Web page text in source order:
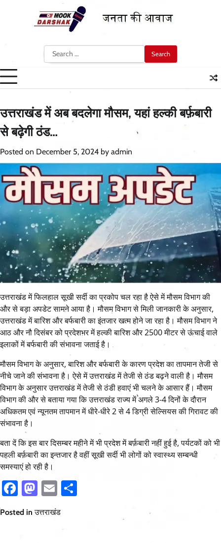
Search
for:
उत्तराखंड में अब बदलेगा मौसम, यहां हल्की बर्फ़बारी
से बढ़ेगी ठंड…
Posted on December 5, 2024 by admin
उत्तराखंड में फिलहाल सूखी सर्दी का प्रकोप चल रहा है ऐसे में मौसम विभाग की
और से बड़ा अपडेट सामने आया है। मौसम विभाग से मिली जानकारी के अनुसार,
उत्तराखंड में बारिश और बर्फबारी का इंतजार खत्म होने जा रहा है। मौसम विभाग ने
आठ और नौ दिसंबर को प्रदेशभर में हल्की बारिश और 2500 मीटर से ऊंचाई वाले
इलाकों में बर्फबारी की संभावना जताई है।
मौसम विभाग के अनुसार, बारिश और बर्फबारी के कारण प्रदेश का तापमान तेजी से
नीचे जाने की संभावना है। ऐसे में उत्तराखंड में तेजी से ठंड बढ़ने वाली है। मौसम
विभाग के अनुसार उत्तराखंड में तेजी से ठंडी हवाएं भी चलने के आसार हैं। मौसम
विभाग की और से बताया गया कि उत्तराखंड राज्य में अगले 3-4 दिनों के दौरान
अधिकतम एवं न्यूनतम तापमान में धीरे-धीरे 2 से 4 डिग्री सेल्सियस की गिरावट की
संभावना है।
बता दें कि इस बार दिसम्बर महीने में भी प्रदेश में बर्फ़बारी नहीं हुई है, पर्यटकों को भी
पहली बर्फ़बारी का इन्तजार है वहीं सूखी सर्दी भी लोगों को स्वास्थ्य सम्बन्धी
समस्याएं हो रही है।
Facebook
Mastodon
Email
Posted inउत्तराखंड